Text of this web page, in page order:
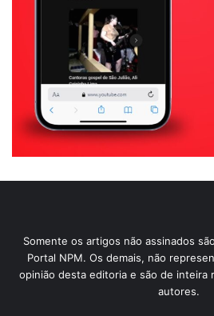
Somente os artigos não assinados
Portal NPM. Os demais, não
opinião desta editoria e são de inteira
autores.